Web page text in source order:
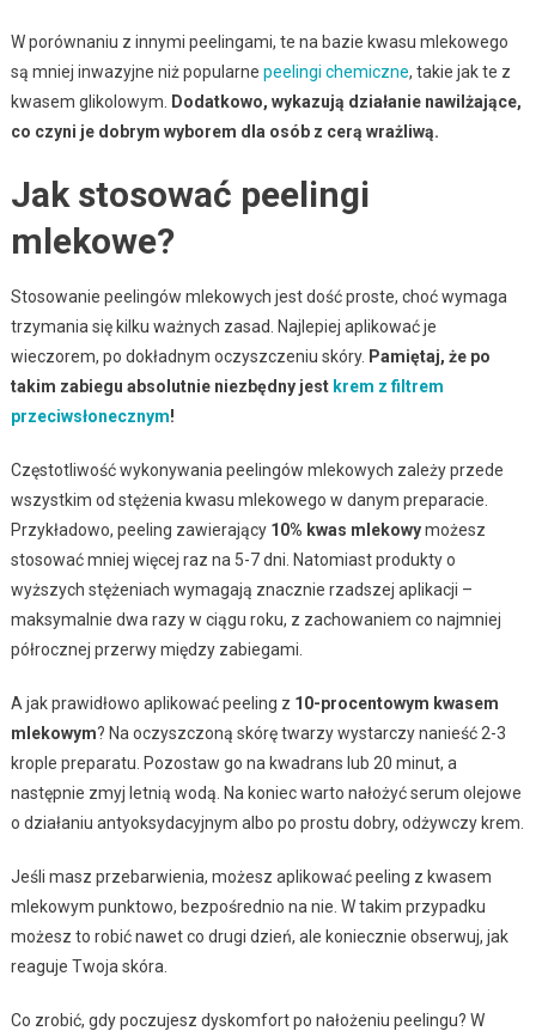
W porównaniu z innymi peelingami, te na bazie kwasu mlekowego
są mniej inwazyjne niż popularne peelingi chemiczne, takie jak te z
kwasem glikolowym.
Dodatkowo, wykazują działanie nawilżające,
co czyni je dobrym wyborem dla osób z cerą wrażliwą.
Jak stosować peelingi
mlekowe?
Stosowanie peelingów mlekowych jest dość proste, choć wymaga
trzymania się kilku ważnych zasad. Najlepiej aplikować je
wieczorem, po dokładnym oczyszczeniu skóry. Pamiętaj, że po
takim zabiegu absolutnie niezbędny jest krem z filtrem
przeciwsłonecznym!
Częstotliwość wykonywania peelingów mlekowych zależy przede
wszystkim od stężenia kwasu mlekowego w danym preparacie.
Przykładowo, peeling zawierający 10% kwas mlekowymożesz
stosować mniej więcej raz na 5-7 dni. Natomiast produkty o
wyższych stężeniach wymagają znacznie rzadszej aplikacji –
maksymalnie dwa razy w ciągu roku, z zachowaniem co najmniej
półrocznej przerwy między zabiegami.
A jak prawidłowo aplikować peeling z 10-procentowym kwasem
mlekowym? Na oczyszczoną skórę twarzy wystarczy nanieść 2-3
krople preparatu. Pozostaw go na kwadrans lub 20 minut, a
następnie zmyj letnią wodą. Na koniec warto nałożyć serum olejowe
o działaniu antyoksydacyjnym albo po prostu dobry, odżywczy krem.
Jeśli masz przebarwienia, możesz aplikować peeling z kwasem
mlekowym punktowo, bezpośrednio na nie. W takim przypadku
możesz to robić nawet co drugi dzień, ale koniecznie obserwuj, jak
reaguje Twoja skóra.
Co zrobić, gdy poczujesz dyskomfort po nałożeniu peelingu? W